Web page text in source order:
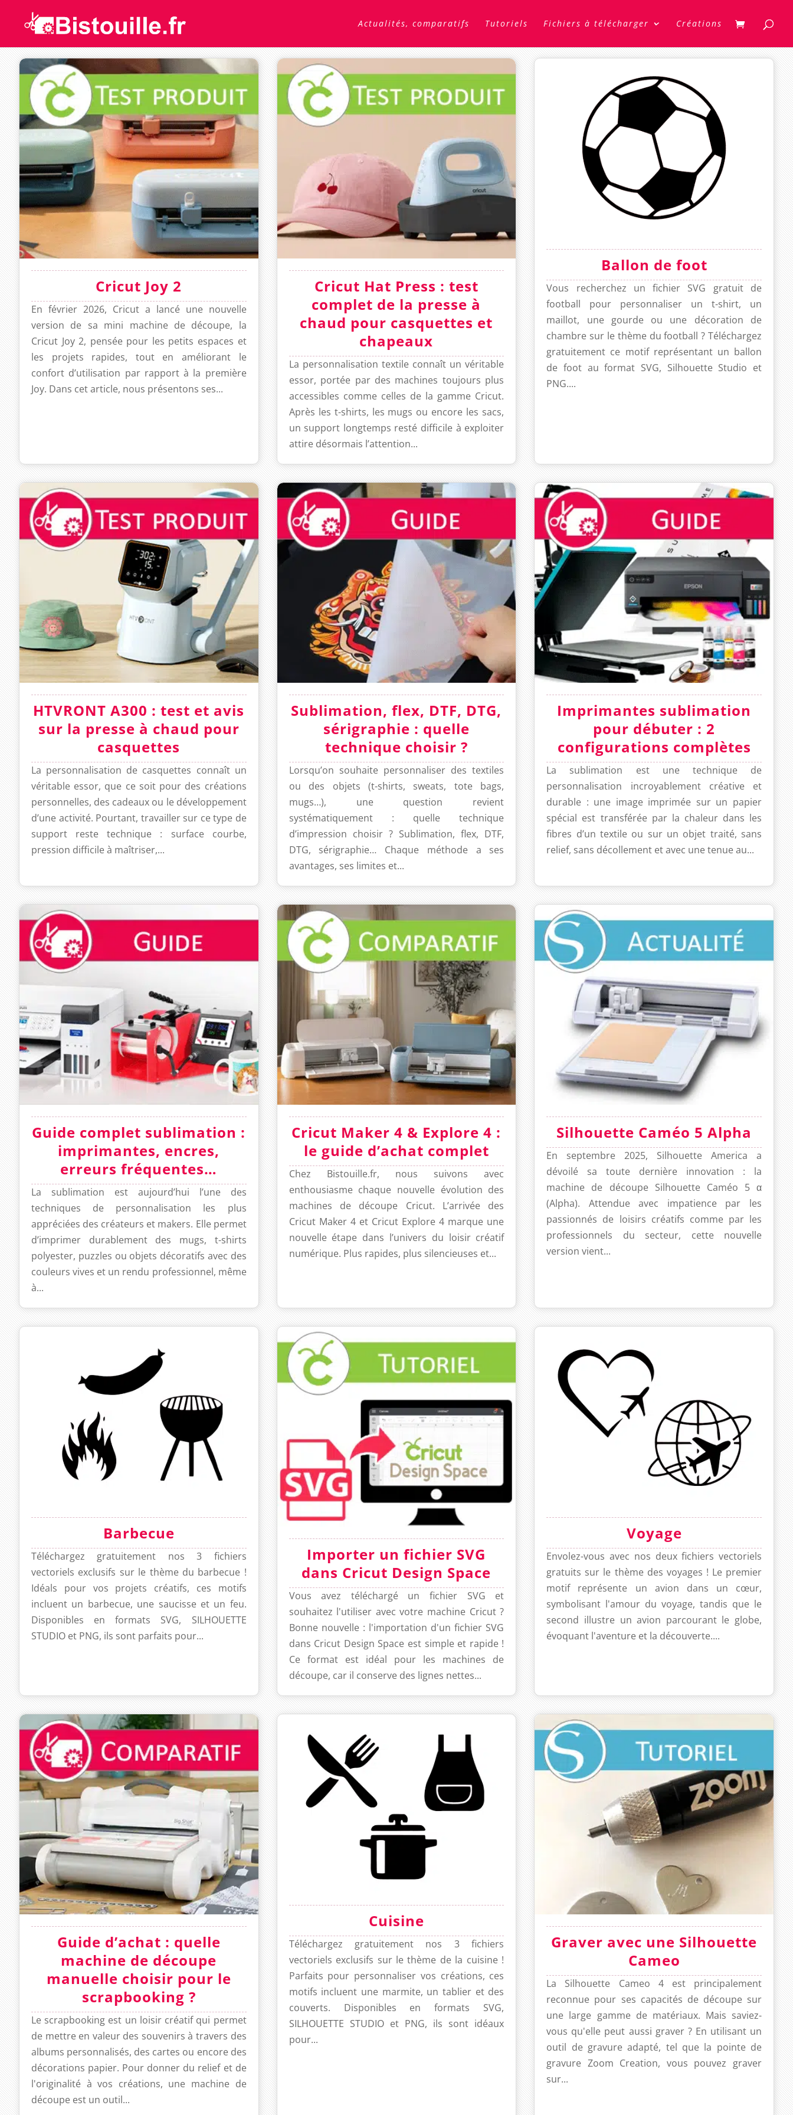
Actualités, comparatifs Tutoriels Fichiers à télécharger Créations
Cricut Joy 2
En février 2026, Cricut a lancé une nouvelle
version de sa mini machine de découpe, la
Cricut Joy 2, pensée pour les petits espaces et
les projets rapides, tout en améliorant le
confort d’utilisation par rapport à la première
Joy. Dans cet article, nous présentons ses...
Cricut Hat Press : test
complet de la presse à
chaud pour casquettes et
chapeaux
La personnalisation textile connaît un véritable
essor, portée par des machines toujours plus
accessibles comme celles de la gamme Cricut.
Après les t-shirts, les mugs ou encore les sacs,
un support longtemps resté difficile à exploiter
attire désormais l’attention...
Ballon de foot
Vous recherchez un fichier SVG gratuit de
football pour personnaliser un t-shirt, un
maillot, une gourde ou une décoration de
chambre sur le thème du football ? Téléchargez
gratuitement ce motif représentant un ballon
de foot au format SVG, Silhouette Studio et
PNG....
HTVRONT A300 : test et avis
sur la presse à chaud pour
casquettes
La personnalisation de casquettes connaît un
véritable essor, que ce soit pour des créations
personnelles, des cadeaux ou le développement
d’une activité. Pourtant, travailler sur ce type de
support reste technique : surface courbe,
pression difficile à maîtriser,...
Sublimation, flex, DTF, DTG,
sérigraphie : quelle
technique choisir ?
Lorsqu’on souhaite personnaliser des textiles
ou des objets (t-shirts, sweats, tote bags,
mugs…), une question revient
systématiquement : quelle technique
d’impression choisir ? Sublimation, flex, DTF,
DTG, sérigraphie… Chaque méthode a ses
avantages, ses limites et...
Imprimantes sublimation
pour débuter : 2
configurations complètes
La sublimation est une technique de
personnalisation incroyablement créative et
durable : une image imprimée sur un papier
spécial est transférée par la chaleur dans les
fibres d’un textile ou sur un objet traité, sans
relief, sans décollement et avec une tenue au...
Guide complet sublimation :
imprimantes, encres,
erreurs fréquentes…
La sublimation est aujourd’hui l’une des
techniques de personnalisation les plus
appréciées des créateurs et makers. Elle permet
d’imprimer durablement des mugs, t-shirts
polyester, puzzles ou objets décoratifs avec des
couleurs vives et un rendu professionnel, même
à...
Cricut Maker 4 & Explore 4 :
le guide d’achat complet
Chez Bistouille.fr, nous suivons avec
enthousiasme chaque nouvelle évolution des
machines de découpe Cricut. L’arrivée des
Cricut Maker 4 et Cricut Explore 4 marque une
nouvelle étape dans l’univers du loisir créatif
numérique. Plus rapides, plus silencieuses et...
Silhouette Caméo 5 Alpha
En septembre 2025, Silhouette America a
dévoilé sa toute dernière innovation : la
machine de découpe Silhouette Caméo 5 α
(Alpha). Attendue avec impatience par les
passionnés de loisirs créatifs comme par les
professionnels du secteur, cette nouvelle
version vient...
Barbecue
Téléchargez gratuitement nos 3 fichiers
vectoriels exclusifs sur le thème du barbecue !
Idéals pour vos projets créatifs, ces motifs
incluent un barbecue, une saucisse et un feu.
Disponibles en formats SVG, SILHOUETTE
STUDIO et PNG, ils sont parfaits pour...
Importer un fichier SVG
dans Cricut Design Space
Vous avez téléchargé un fichier SVG et
souhaitez l'utiliser avec votre machine Cricut ?
Bonne nouvelle : l'importation d'un fichier SVG
dans Cricut Design Space est simple et rapide !
Ce format est idéal pour les machines de
découpe, car il conserve des lignes nettes...
Voyage
Envolez-vous avec nos deux fichiers vectoriels
gratuits sur le thème des voyages ! Le premier
motif représente un avion dans un cœur,
symbolisant l'amour du voyage, tandis que le
second illustre un avion parcourant le globe,
évoquant l'aventure et la découverte....
Guide d’achat : quelle
machine de découpe
manuelle choisir pour le
scrapbooking ?
Le scrapbooking est un loisir créatif qui permet
de mettre en valeur des souvenirs à travers des
albums personnalisés, des cartes ou encore des
décorations papier. Pour donner du relief et de
l'originalité à vos créations, une machine de
découpe est un outil...
Cuisine
Téléchargez gratuitement nos 3 fichiers
vectoriels exclusifs sur le thème de la cuisine !
Parfaits pour personnaliser vos créations, ces
motifs incluent une marmite, un tablier et des
couverts. Disponibles en formats SVG,
SILHOUETTE STUDIO et PNG, ils sont idéaux
pour...
Graver avec une Silhouette
Cameo
La Silhouette Cameo 4 est principalement
reconnue pour ses capacités de découpe sur
une large gamme de matériaux. Mais saviez-
vous qu'elle peut aussi graver ? En utilisant un
outil de gravure adapté, tel que la pointe de
gravure Zoom Creation, vous pouvez graver
sur...